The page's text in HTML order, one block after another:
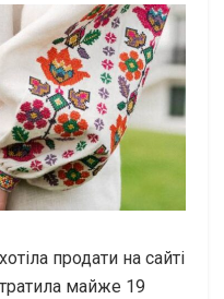
продати на сайті
майже 19